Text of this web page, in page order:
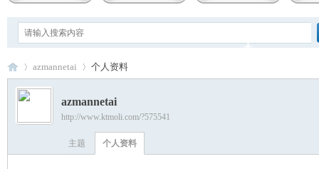
›
azmannetai 个人资料
azmannetai
http://www.ktmoli.com/?575541
主题 个人资料